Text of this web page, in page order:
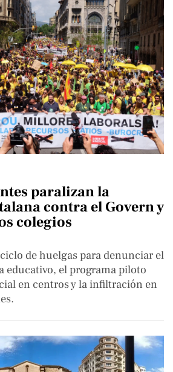
paralizan la
contra el Govern y
colegios
de huelgas para denunciar el
educativo, el programa piloto
en centros y la infiltración en